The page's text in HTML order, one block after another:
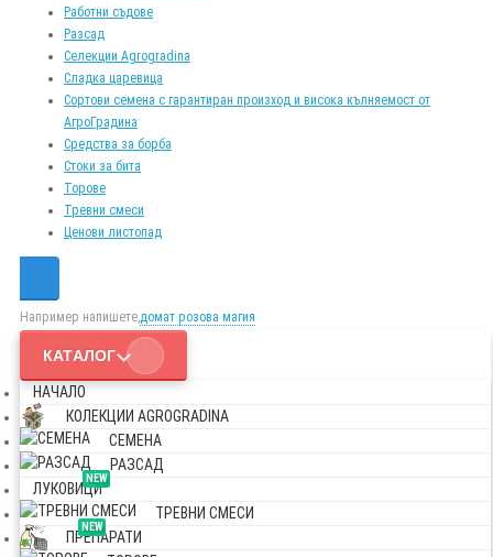
Работни съдове
Разсад
Селекции Agrogradina
Сладка царевица
Сортови семена с гарантиран произход и висока кълняемост от
АгроГрадина
Средства за борба
Стоки за бита
Торове
Тревни смеси
Ценови листопад
Например напишете,домат розова магия
КАТАЛОГ
НАЧАЛО
КОЛЕКЦИИ AGROGRADINA
СЕМЕНА
РАЗСАД
NEW
ЛУКОВИЦИ
ТРЕВНИ СМЕСИ
NEW
ПРЕПАРАТИ